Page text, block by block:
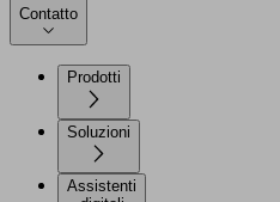
Contatto
Prodotti
Soluzioni
Assistenti